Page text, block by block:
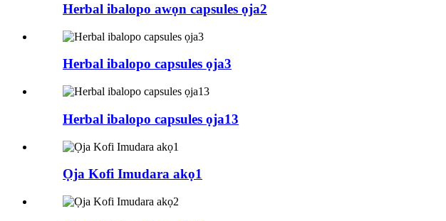
Herbal ibalopo awọn capsules ọja2
Herbal ibalopo capsules ọja3
Herbal ibalopo capsules ọja13
Ọja Kofi Imudara akọ1